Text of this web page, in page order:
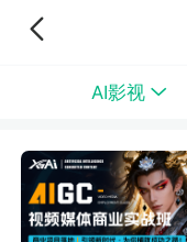
AI影视